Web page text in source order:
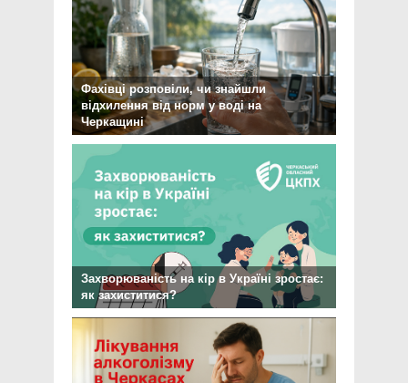
Фахівці розповіли, чи знайшли
відхилення від норм у воді на
Черкащині
Захворюваність на кір в Україні зростає:
як захиститися?